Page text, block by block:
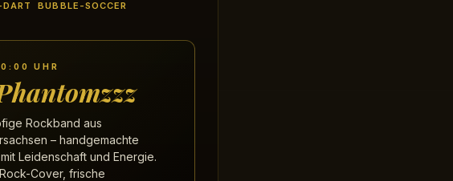
BUBBLE-SOCCER
UHR
Rockband aus
– handgemachte
Leidenschaft und Energie.
Cover, frische